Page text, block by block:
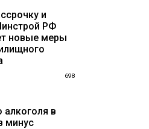
и
РФ
новые меры
698
алкоголя в
минус